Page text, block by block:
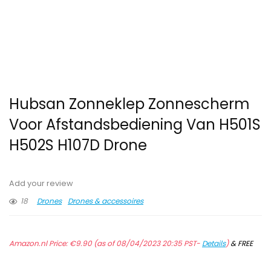
Hubsan Zonneklep Zonnescherm
Voor Afstandsbediening Van H501S
H502S H107D Drone
Add your review
18
Drones Drones & accessoires
Amazon.nl Price:€9.90(as of 08/04/2023 20:35 PST- Details)&FREE